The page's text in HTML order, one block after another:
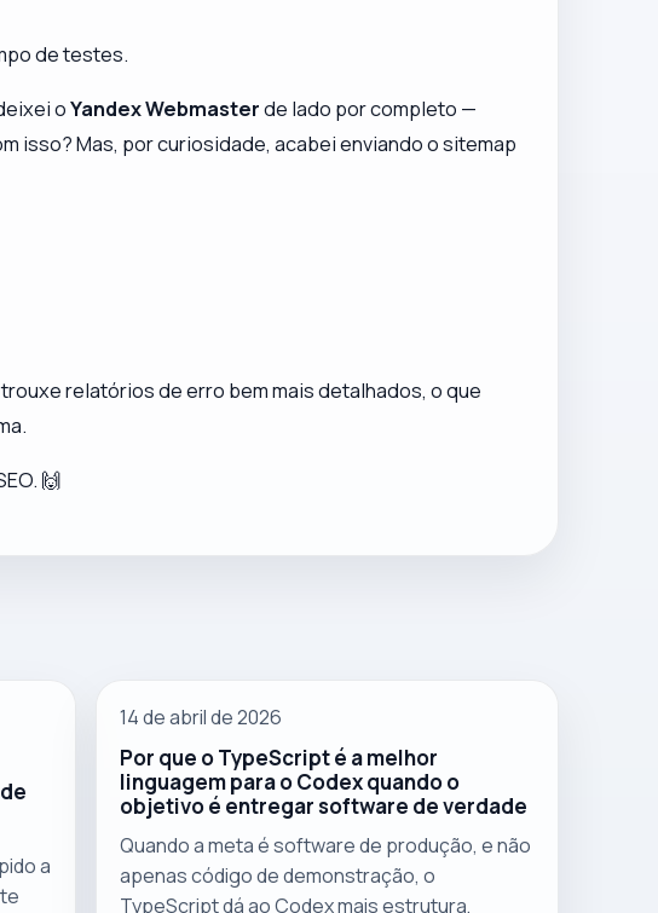
de testes.
oYandex Webmasterde lado por completo —
isso? Mas, por curiosidade, acabei enviando o sitemap
relatórios de erro bem mais detalhados, o que
🙌
a
14 de abril de 2026
Por que o TypeScript é a melhor
linguagem para o Codex quando o
objetivo é entregar software de verdade
Quando a meta é software de produção, e não
apenas código de demonstração, o
TypeScript dá ao Codex mais estrutura,